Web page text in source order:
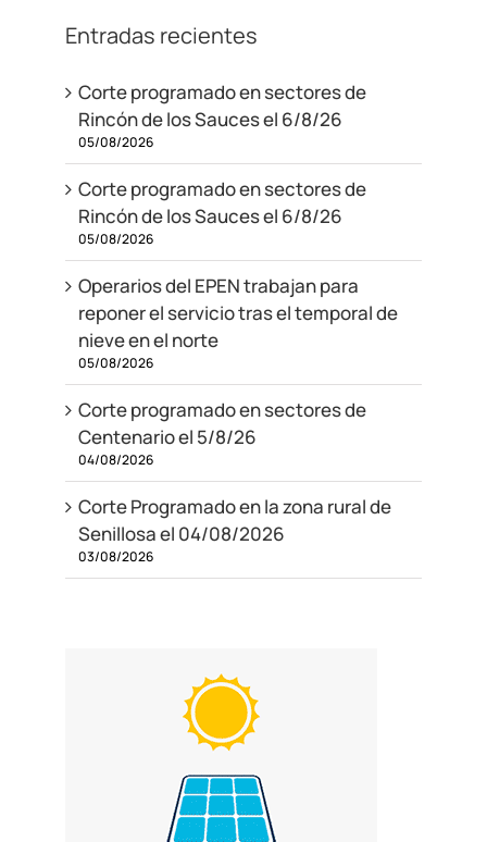
Entradas recientes
Corte programado en sectores de
Rincón de los Sauces el 6/8/26
05/08/2026
Corte programado en sectores de
Rincón de los Sauces el 6/8/26
05/08/2026
Operarios del EPEN trabajan para
reponer el servicio tras el temporal de
nieve en el norte
05/08/2026
Corte programado en sectores de
Centenario el 5/8/26
04/08/2026
Corte Programado en la zona rural de
Senillosa el 04/08/2026
03/08/2026